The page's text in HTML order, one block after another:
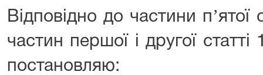
Відповідно до частини пʼятої
частин першої і другої статті
постановляю: